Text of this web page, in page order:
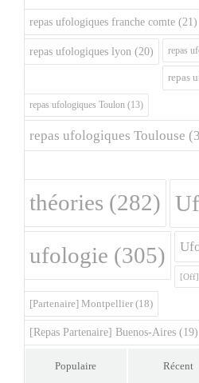
repas ufologiques franche comte (21)
repas ufologiques lyon (20) repas
repas
repas ufologiques Toulon (13)
repas ufologiques Toulouse
théories (282)
ufologie (305)
[Off]
[Partenaire] Montpellier (18)
[Repas Partenaire] Buenos-Aires (19)
Populaire Récent